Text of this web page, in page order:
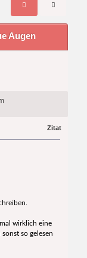
Augen
23321
Zitat
wirklich eine
so gelesen